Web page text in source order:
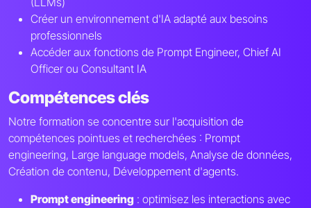
Créer un environnement d'IA adapté aux besoins
professionnels
Accéder aux fonctions de Prompt Engineer, Chief AI
Officer ou Consultant IA
Compétences clés
Notre formation se concentre sur l'acquisition de
compétences pointues et recherchées : Prompt
engineering, Large language models, Analyse de données,
Création de contenu, Développement d'agents.
Prompt engineering : optimisez les interactions avec